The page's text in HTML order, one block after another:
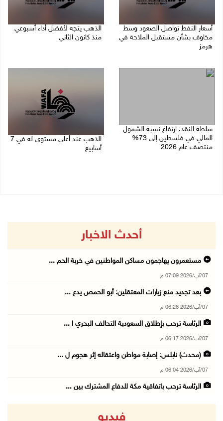
أسعار النفط تواصل الصعود وسط
مخاوف بشأن مستقبل الملاحة في
هرمز
الذهب يتجه لأفضل أداء أسبوعي
منذ كانون الثاني
سلطة النقد: ارتفاع نسبة الشمول
المالي في فلسطين إلى 73%
منتصف عام 2026
الذهب عند أعلى مستوى له في 7
أسابيع
أحدث الاخبار
مستعمرون يهاجمون مساكن المواطنين في خربة الحم ...
07/آب/2026 07:09 م
بعد تجديد منع زيارات المعتقلين: أبو الحمص يدع ...
07/آب/2026 06:26 م
الرئاسة ترحب بإطلاق السعودية التحالف البحري ا ...
07/آب/2026 06:17 م
(محدث) نابلس: إصابة مواطن واعتقاله إثر هجوم ل ...
07/آب/2026 06:04 م
الرئاسة ترحب باتفاقية مكة للدفاع المشترك بين ...
فيديو